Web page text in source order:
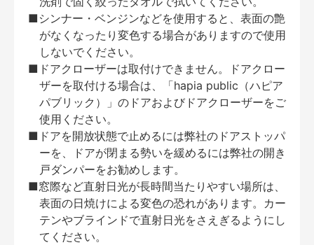
■シンナー・ベンジンなどを使用すると、表面の艶
がなくなったり変色する場合がありますので使用
しないでください。
■ドアクローザーは取付けできません。ドアクロー
ザーを取付ける場合は、「hapia public（ハピア
パブリック）」のドアおよびドアクローザーをご
使用ください。
■ドアを開放状態で止めるには弊社のドアストッパ
ーを、ドアが閉まる勢いを緩めるには弊社の開き
戸ダンパーをお勧めします。
■窓際など直射日光が長時間当たりやすい場所は、
表面の日焼けによる変色の恐れがあります。カー
テンやブラインドで直射日光をさえぎるようにし
てください。